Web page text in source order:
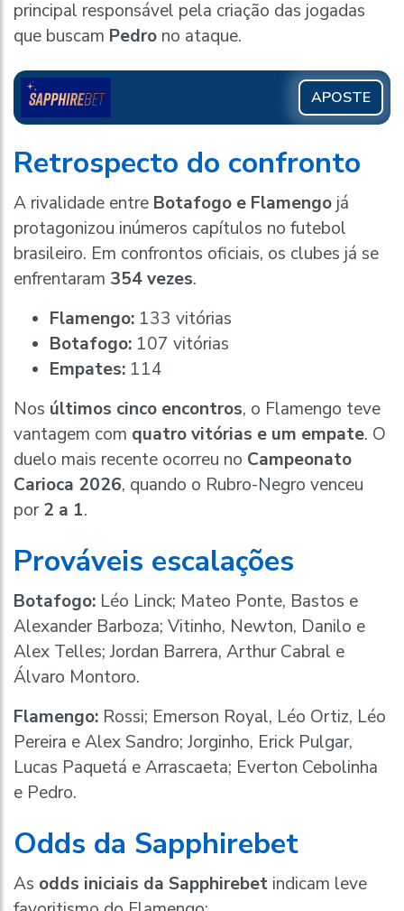
principal responsável pela criação das jogadas
que buscam Pedro no ataque.
APOSTE
Retrospecto do confronto
A rivalidade entre Botafogo e Flamengo já
protagonizou inúmeros capítulos no futebol
brasileiro. Em confrontos oficiais, os clubes já se
enfrentaram 354 vezes.
Flamengo: 133 vitórias
Botafogo: 107 vitórias
Empates: 114
Nos últimos cinco encontros, o Flamengo teve
vantagem com quatro vitórias e um empate. O
duelo mais recente ocorreu no Campeonato
Carioca 2026, quando o Rubro-Negro venceu
por2 a 1.
Prováveis escalações
Botafogo: Léo Linck; Mateo Ponte, Bastos e
Alexander Barboza; Vitinho, Newton, Danilo e
Alex Telles; Jordan Barrera, Arthur Cabral e
Álvaro Montoro.
Flamengo: Rossi; Emerson Royal, Léo Ortiz, Léo
Pereira e Alex Sandro; Jorginho, Erick Pulgar,
Lucas Paquetá e Arrascaeta; Everton Cebolinha
e Pedro.
Odds da Sapphirebet
As odds iniciais da Sapphirebet indicam leve